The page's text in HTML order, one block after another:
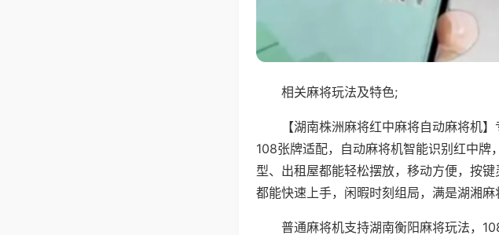
相关麻将玩法及特色;
【湖南株洲麻将红中麻将自动麻将机
108张牌适配，自动麻将机智能识别红中牌
型、出租屋都能轻松摆放，移动方便，按
都能快速上手，闲暇时刻组局，满是湖湘麻
普通麻将机支持湖南衡阳麻将玩法，